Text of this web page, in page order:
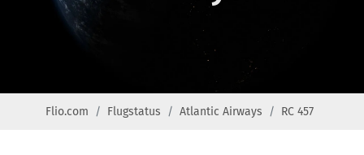
Flio.com Flugstatus Atlantic Airways RC 457